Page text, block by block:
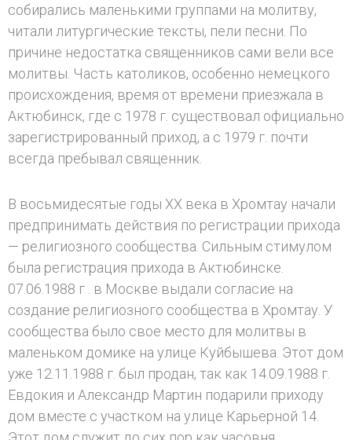
собирались маленькими группами на молитву,
читали литургические тексты, пели песни. По
причине недостатка священников сами вели все
молитвы. Часть католиков, особенно немецкого
происхождения, время от времени приезжала в
Актюбинск, где с 1978 г. существовал официально
зарегистрированный приход, а с 1979 г. почти
всегда пребывал священник.
В восьмидесятые годы XX века в Хромтау начали
предпринимать действия по регистрации прихода
— религиозного сообщества. Сильным стимулом
была регистрация прихода в Актюбинске.
07.06.1988 г . в Москве выдали согласие на
создание религиозного сообщества в Хромтау. У
сообщества было свое место для молитвы в
маленьком домике на улице Куйбышева. Этот дом
уже 12.11.1988 г. был продан, так как 14.09.1988 г.
Евдокия и Александр Мартин подарили приходу
дом вместе с участком на улице Карьерной 14.